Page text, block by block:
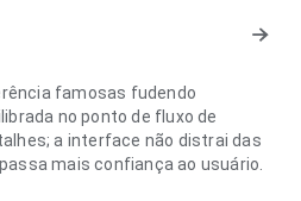
famosas fudendo
no ponto de fluxo de
a interface não distrai das
mais confiança ao usuário.